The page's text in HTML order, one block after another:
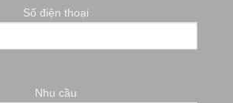
Số điện thoại
Nhu cầu